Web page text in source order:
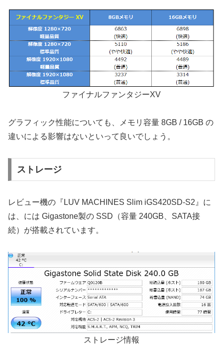
ファイナルファンタジーXV
グラフィック性能についても、メモリ容量 8GB / 16GB の
違いによる影響はないといって良いでしょう。
ストレージ
レビュー機の『LUV MACHINES Slim iGS420SD-S2』に
は、には Gigastone製の SSD（容量 240GB、SATA接
続）が搭載されています。
ストレージ情報